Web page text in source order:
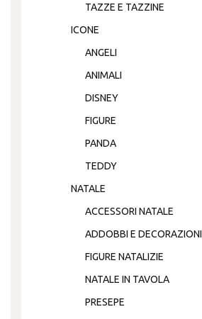
TAZZE E TAZZINE
ICONE
ANGELI
ANIMALI
DISNEY
FIGURE
PANDA
TEDDY
NATALE
ACCESSORI NATALE
ADDOBBI E DECORAZIONI
FIGURE NATALIZIE
NATALE IN TAVOLA
PRESEPE